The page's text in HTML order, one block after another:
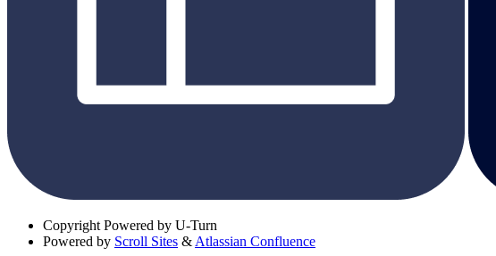
Copyright Powered by U-Turn
Powered by Scroll Sites & Atlassian Confluence